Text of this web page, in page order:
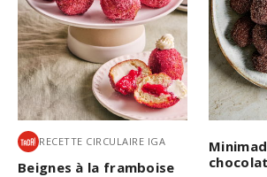
RECETTE CIRCULAIRE IGA
Beignes à la framboise